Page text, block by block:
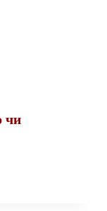
чи